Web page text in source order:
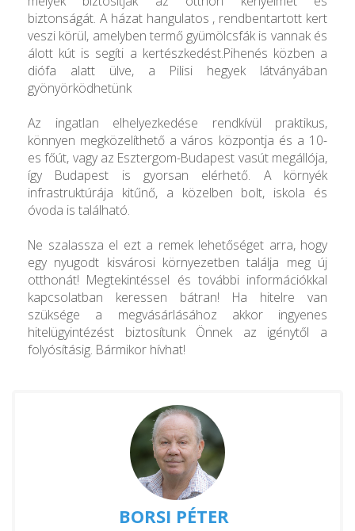
biztonságát. A házat hangulatos , rendbentartott kert
veszi körül, amelyben termő gyümölcsfák is vannak és
álott kút is segíti a kertészkedést.Pihenés közben a
diófa alatt ülve, a Pilisi hegyek látványában
gyönyörködhetünk
Az ingatlan elhelyezkedése rendkívül praktikus,
könnyen megközelíthető a város központja és a 10-
es főút, vagy az Esztergom-Budapest vasút megállója,
így Budapest is gyorsan elérhető. A környék
infrastruktúrája kitűnő, a közelben bolt, iskola és
óvoda is található.
Ne szalassza el ezt a remek lehetőséget arra, hogy
egy nyugodt kisvárosi környezetben találja meg új
otthonát! Megtekintéssel és további információkkal
kapcsolatban keressen bátran! Ha hitelre van
szüksége a megvásárlásához akkor ingyenes
hitelügyintézést biztosítunk Önnek az igénytől a
folyósításig. Bármikor hívhat!
BORSI PÉTER